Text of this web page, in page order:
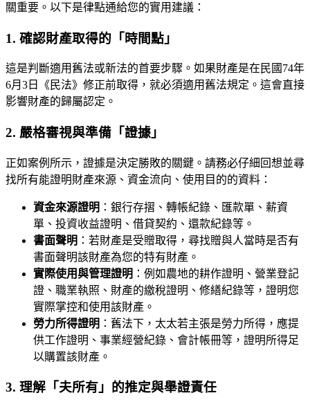
關重要。以下是律點通給您的實用建議：
1. 確認財產取得的「時間點」
這是判斷適用舊法或新法的首要步驟。如果財產是在民國74年
6月3日《民法》修正前取得，就必須適用舊法規定。這會直接
影響財產的歸屬認定。
2. 嚴格審視與準備「證據」
正如案例所示，證據是決定勝敗的關鍵。請務必仔細回想並尋
找所有能證明財產來源、資金流向、使用目的的資料：
資金來源證明 ：銀行存摺、轉帳紀錄、匯款單、薪資
單、投資收益證明、借貸契約、還款紀錄等。
書面聲明 ：若財產是受贈取得，尋找贈與人當時是否有
書面聲明該財產為您的特有財產。
實際使用與管理證明 ：例如農地的耕作證明、營業登記
證、職業執照、財產的繳稅證明、修繕紀錄等，證明您
實際掌控和使用該財產。
勞力所得證明 ：舊法下，太太若主張是勞力所得，應提
供工作證明、事業經營紀錄、會計帳冊等，證明所得足
以購置該財產。
3. 理解「夫所有」的推定與舉證責任